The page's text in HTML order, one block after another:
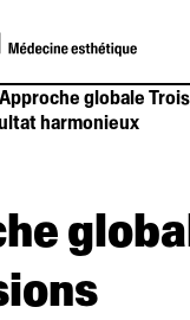
Approche globale
harmonieux